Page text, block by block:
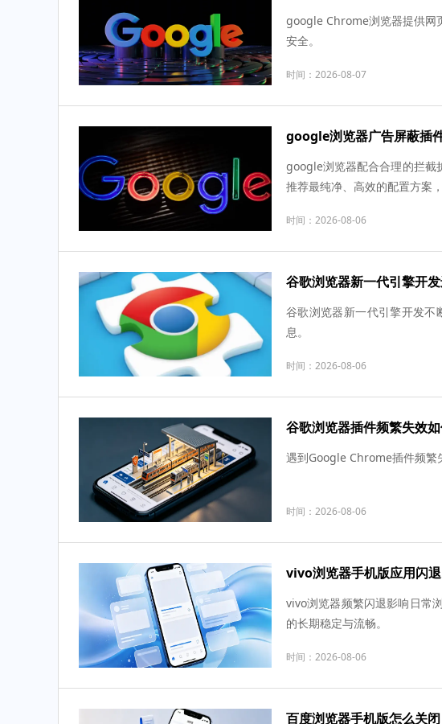
google Chrome浏览器提供网
安全。
时间：2026-08-07
google浏览器广告屏蔽插
google浏览器配合合理的拦截
推荐最纯净、高效的配置方案
时间：2026-08-06
谷歌浏览器新一代引擎开
谷歌浏览器新一代引擎开发
息。
时间：2026-08-06
谷歌浏览器插件频繁失效
遇到Google Chrome插件频繁
时间：2026-08-06
vivo浏览器手机版应用闪
vivo浏览器频繁闪退影响日常
的长期稳定与流畅。
时间：2026-08-06
百度浏览器手机版怎么关